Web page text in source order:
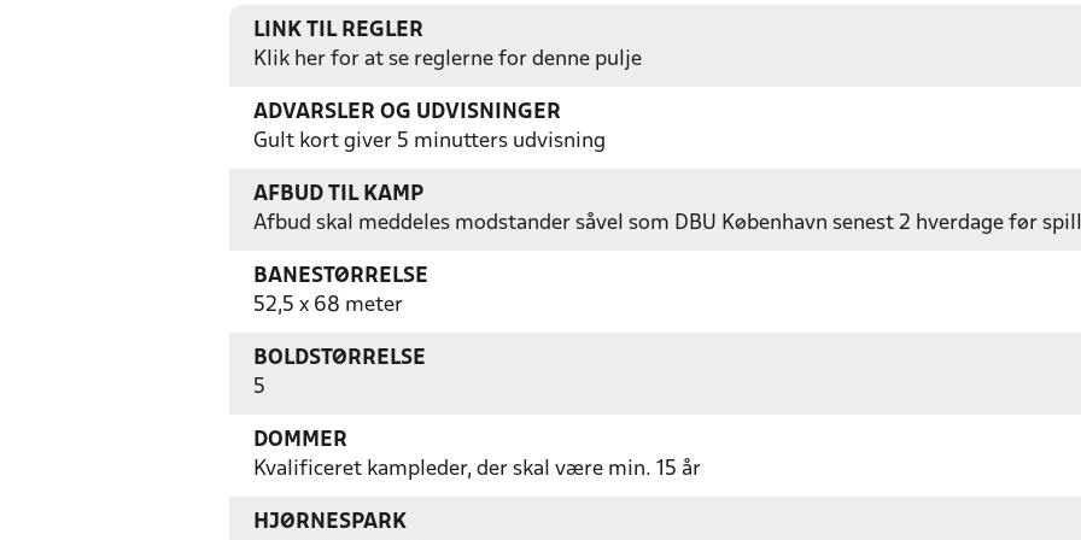
LINK TIL REGLER
Klik her for at se reglerne for denne pulje
ADVARSLER OG UDVISNINGER
Gult kort giver 5 minutters udvisning
AFBUD TIL KAMP
Afbud skal meddeles modstander såvel som DBU København senest 2 hverdage før
BANESTØRRELSE
52,5 x 68 meter
BOLDSTØRRELSE
5
DOMMER
Kvalificeret kampleder, der skal være min. 15 år
HJØRNESPARK